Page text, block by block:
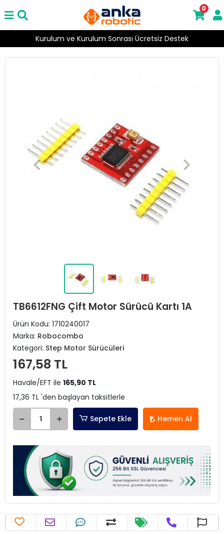
Kurulum ve Kurulum Sonrası Ücretsiz Destek
0
TB6612FNG Çift Motor Sürücü Kartı 1A
Ürün Kodu: 1710240017
Marka: Robocombo
Kategori: Step Motor Sürücüleri
167,58 TL
Havale/EFT ile 165,90 TL
17,36 TL 'den başlayan taksitlerle
Sepete Ekle Hemen Al